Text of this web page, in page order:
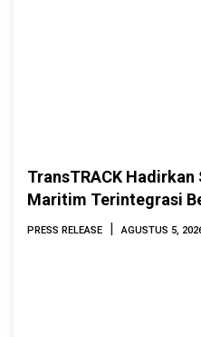
TransTRACK
Maritim Terintegrasi
Indonesia Marine &
PRESS RELEASE | AGUSTUS 5,